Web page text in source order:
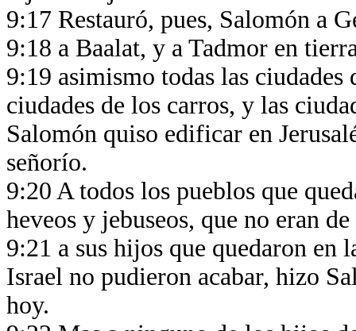
9:17 Restauró, pues, Salomón a
9:18 a Baalat, y a Tadmor en
9:19 asimismo todas las
ciudades de los carros, y las
Salomón quiso edificar en
señorío.
9:20 A todos los pueblos que
heveos y jebuseos, que no eran
9:21 a sus hijos que quedaron en
Israel no pudieron acabar, hizo
hoy.